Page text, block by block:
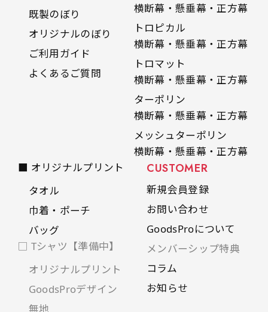
既製のぼり
オリジナルのぼり
ご利用ガイド
よくあるご質問
横断幕・懸垂幕・正方幕
トロピカル
横断幕・懸垂幕・正方幕
トロマット
横断幕・懸垂幕・正方幕
ターポリン
横断幕・懸垂幕・正方幕
メッシュターポリン
横断幕・懸垂幕・正方幕
■ オリジナルプリント
タオル
巾着・ポーチ
バッグ
□ Tシャツ【準備中】
オリジナルプリント
GoodsProデザイン
無地
CUSTOMER
新規会員登録
お問い合わせ
GoodsProについて
メンバーシップ特典
コラム
お知らせ